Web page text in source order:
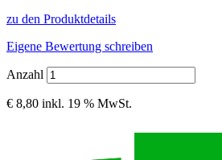
zu den Produktdetails
Eigene Bewertung schreiben
Anzahl
€ 8,80 inkl. 19 % MwSt.